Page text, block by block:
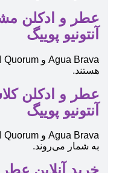
آنتونیو پوییگ
هستند.
آنتونیو پوییگ
به شمار می‌روند.